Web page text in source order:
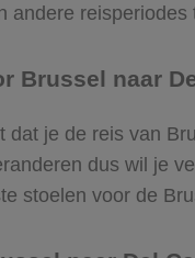
andere
Brussel naar
dat je de reis van
dus wil je
stoelen voor de